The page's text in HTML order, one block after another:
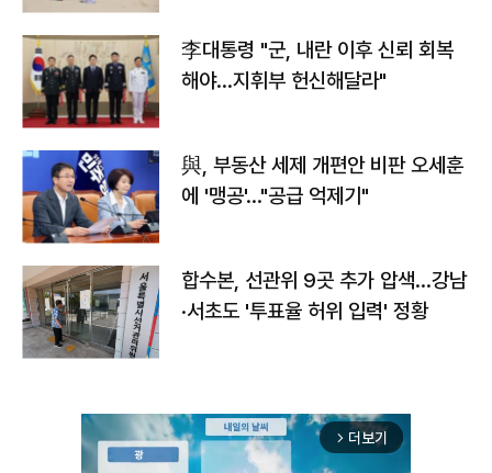
李대통령 "군, 내란 이후 신뢰 회복
해야…지휘부 헌신해달라"
與, 부동산 세제 개편안 비판 오세훈
에 '맹공'…"공급 억제기"
합수본, 선관위 9곳 추가 압색…강남
·서초도 '투표율 허위 입력' 정황
arrow_forward_ios 더보기